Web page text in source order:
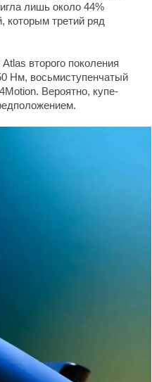
лишь около 44%
которым третий ряд
второго поколения
Нм, восьмиступенчатый
Вероятно, купе-